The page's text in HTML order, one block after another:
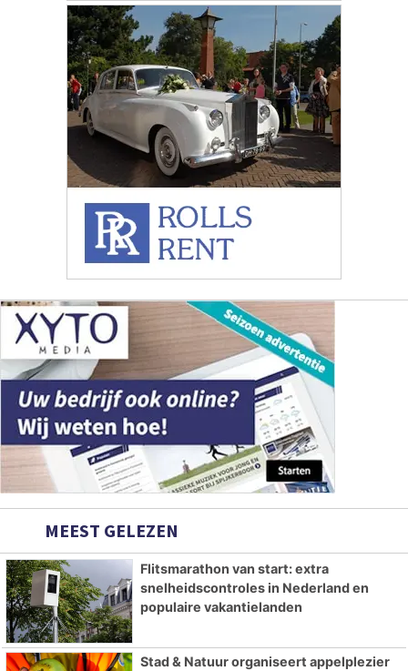
MEEST GELEZEN
Flitsmarathon van start: extra
snelheidscontroles in Nederland en
populaire vakantielanden
Stad & Natuur organiseert appelplezier